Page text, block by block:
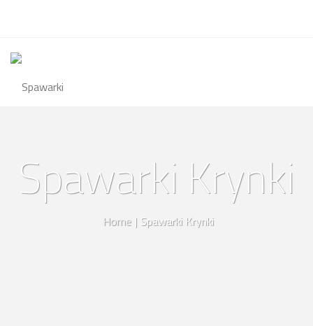
Spawarki Krynki
Home | Spawarki Krynki